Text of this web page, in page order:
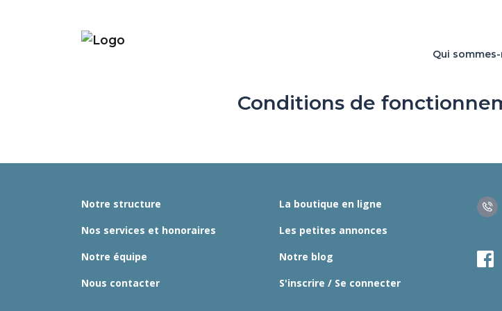
Qui
Conditions de
Notre structure
Nos services et honoraires
Notre équipe
Nous contacter
La boutique en ligne
Les petites annonces
Notre blog
S'inscrire / Se connecter